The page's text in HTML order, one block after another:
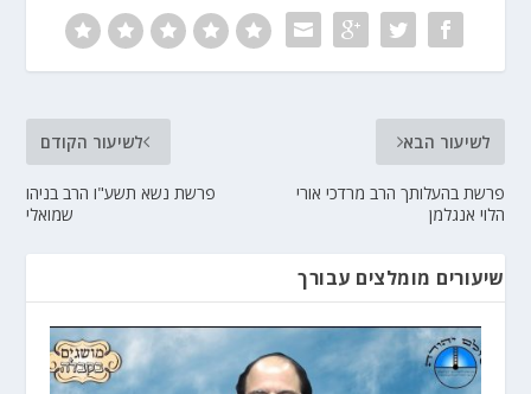
לשיעור הקודם
פרשת נשא תשע"ו הרב בניהו
שמואלי
לשיעור הבא
פרשת בהעלותך הרב מרדכי אורי
הלוי אנגלמן
שיעורים מומלצים עבורך